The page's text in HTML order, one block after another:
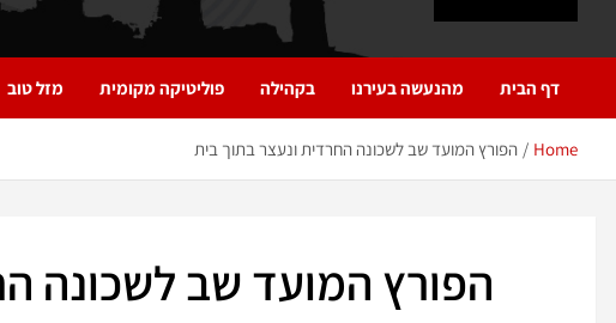
970 חדשות חיפה
דף הבית מהנעשה בעירנו בקהילה פוליטיקה מקומית מזל טוב
Home הפורץ המועד שב לשכונה החרדית ונעצר בתוך בית
הפורץ המועד שב לשכונה